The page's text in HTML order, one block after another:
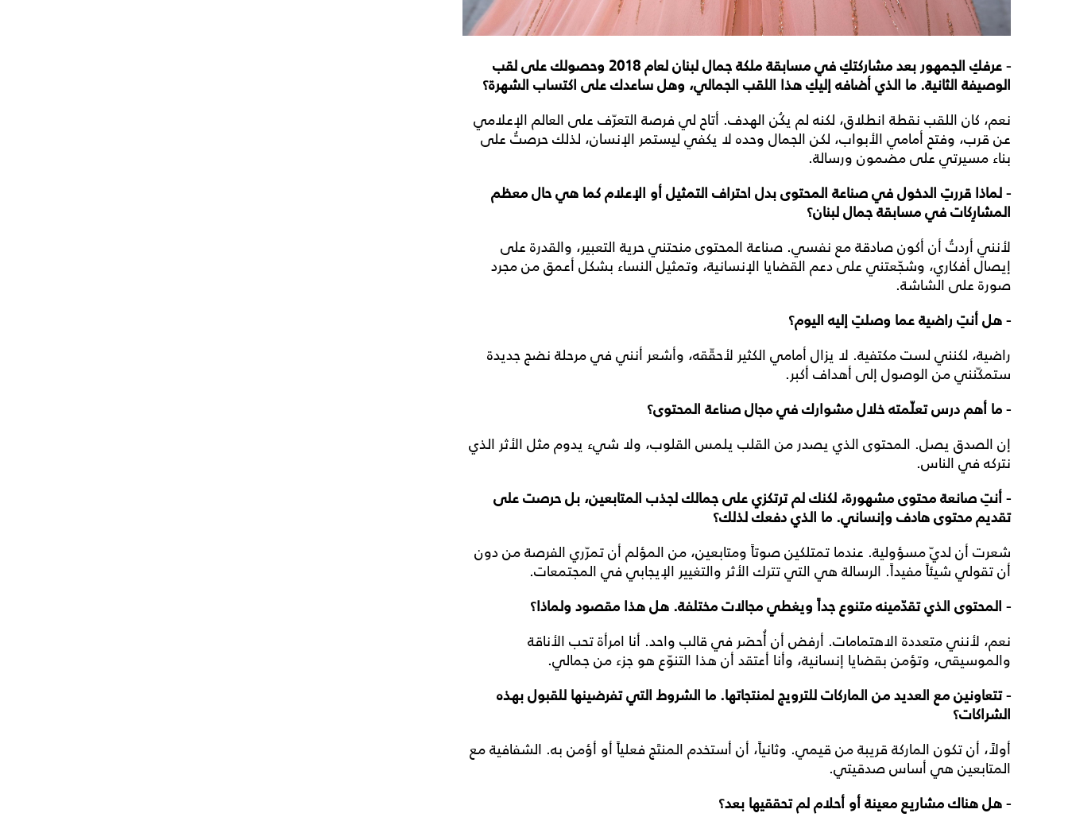
- عرفكِ الجمهور بعد مشاركتكِ في مسابقة ملكة جمال لبنان لعام 2018 وحصولك على لقب
الوصيفة الثانية. ما الذي أضافه إليكِ هذا اللقب الجمالي، وهل ساعدك على اكتساب الشهرة؟
نعم، كان اللقب نقطة انطلاق، لكنه لم يكُن الهدف. أتاح لي فرصة التعرّف على العالم الإعلامي
عن قرب، وفتح أمامي الأبواب، لكن الجمال وحده لا يكفي ليستمر الإنسان، لذلك حرصتُ على
بناء مسيرتي على مضمون ورسالة.
- لماذا قررتِ الدخول في صناعة المحتوى بدل احتراف التمثيل أو الإعلام كما هي حال معظم
المشارِكات في مسابقة جمال لبنان؟
لأنني أردتُ أن أكون صادقة مع نفسي. صناعة المحتوى منحتني حرية التعبير، والقدرة على
إيصال أفكاري، وشجّعتني على دعم القضايا الإنسانية، وتمثيل النساء بشكل أعمق من مجرد
صورة على الشاشة.
- هل أنتِ راضية عما وصلتِ إليه اليوم؟
راضية، لكنني لست مكتفية. لا يزال أمامي الكثير لأحقّقه، وأشعر أنني في مرحلة نضج جديدة
ستمكّنني من الوصول إلى أهداف أكبر.
- ما أهم درس تعلّمته خلال مشوارك في مجال صناعة المحتوى؟
إن الصدق يصل. المحتوى الذي يصدر من القلب يلمس القلوب، ولا شيء يدوم مثل الأثر الذي
نتركه في الناس.
- أنتِ صانعة محتوى مشهورة، لكنك لم ترتكزي على جمالك لجذب المتابعين، بل حرصت على
تقديم محتوى هادف وإنساني. ما الذي دفعك لذلك؟
شعرت أن لديّ مسؤولية. عندما تمتلكين صوتاً ومتابعين، من المؤلم أن تمرّري الفرصة من دون
أن تقولي شيئاً مفيداً. الرسالة هي التي تترك الأثر والتغيير الإيجابي في المجتمعات.
- المحتوى الذي تقدّمينه متنوع جداً ويغطي مجالات مختلفة. هل هذا مقصود ولماذا؟
نعم، لأنني متعددة الاهتمامات. أرفض أن أُحصَر في قالب واحد. أنا امرأة تحب الأناقة
والموسيقى، وتؤمن بقضايا إنسانية، وأنا أعتقد أن هذا التنوّع هو جزء من جمالي.
- تتعاونين مع العديد من الماركات للترويج لمنتجاتها. ما الشروط التي تفرضينها للقبول بهذه
الشراكات؟
أولاً، أن تكون الماركة قريبة من قيمي. وثانياً، أن أستخدم المنتَج فعلياً أو أؤمن به. الشفافية مع
المتابعين هي أساس صدقيتي.
- هل هناك مشاريع معينة أو أحلام لم تحققيها بعد؟